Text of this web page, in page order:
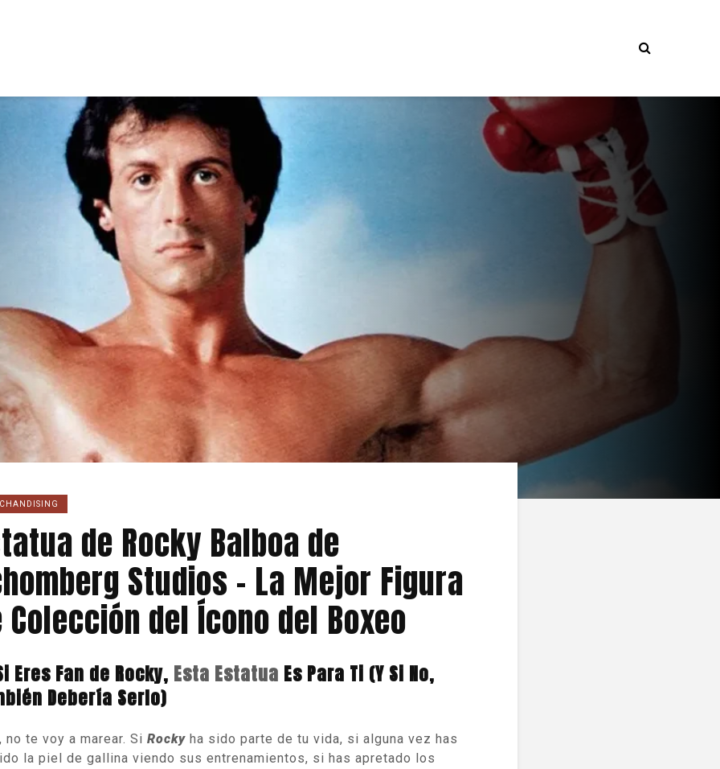
de Rocky Balboa de
Studios – La Mejor Figura
Colección del Ícono del Boxeo
Eres Fan de Rocky, Esta Estatua Es Para Ti (Y Si No,
Debería Serlo)
no te voy a marear. Si Rocky ha sido parte de tu vida, si alguna vez has
la piel de gallina viendo sus entrenamientos, si has apretado los